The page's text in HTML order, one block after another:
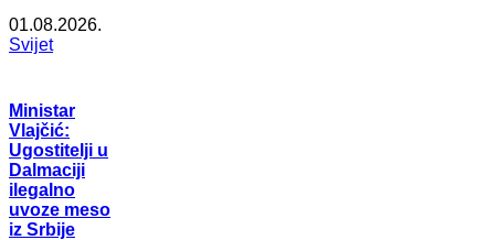
01.08.2026.
Svijet
Ministar
Vlajčić:
Ugostitelji u
Dalmaciji
ilegalno
uvoze meso
iz Srbije